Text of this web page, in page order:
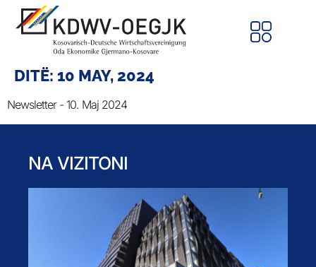
DITË: 10 MAY, 2024
Newsletter - 10. Maj 2024
NA VIZITONI